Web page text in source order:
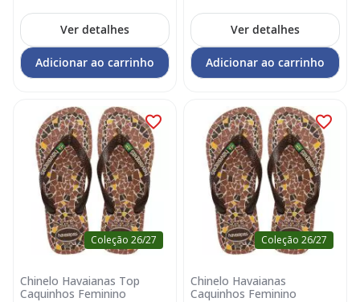
Ver detalhes
Adicionar ao carrinho
Ver detalhes
Adicionar ao carrinho
Coleção 26/27
Chinelo Havaianas Top
Caquinhos Feminino
Coleção 26/27
Chinelo Havaianas
Caquinhos Feminino